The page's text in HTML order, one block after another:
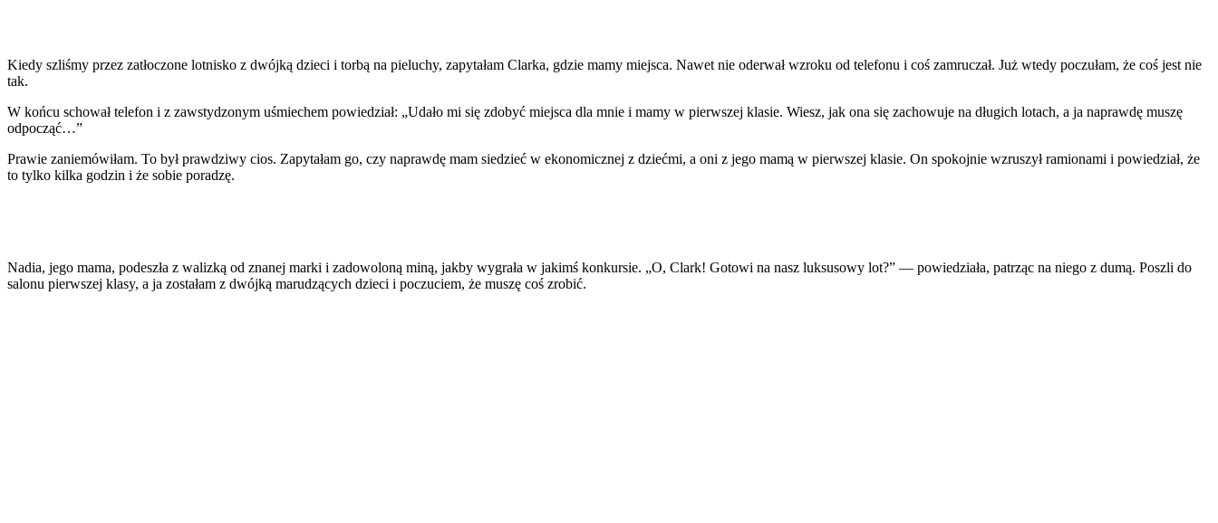
Kiedy szliśmy przez zatłoczone lotnisko z dwójką dzieci i torbą na pieluchy, zapytałam Clarka, gdzie mamy miejsca. Nawet nie oderwał wzroku od telefonu i coś zamruczał. Już wtedy poczułam, że coś jest nie
tak.
W końcu schował telefon i z zawstydzonym uśmiechem powiedział: „Udało mi się zdobyć miejsca dla mnie i mamy w pierwszej klasie. Wiesz, jak ona się zachowuje na długich lotach, a ja naprawdę muszę
odpocząć…”
Prawie zaniemówiłam. To był prawdziwy cios. Zapytałam go, czy naprawdę mam siedzieć w ekonomicznej z dziećmi, a oni z jego mamą w pierwszej klasie. On spokojnie wzruszył ramionami i powiedział, że
to tylko kilka godzin i że sobie poradzę.
Nadia, jego mama, podeszła z walizką od znanej marki i zadowoloną miną, jakby wygrała w jakimś konkursie. „O, Clark! Gotowi na nasz luksusowy lot?” — powiedziała, patrząc na niego z dumą. Poszli do
salonu pierwszej klasy, a ja zostałam z dwójką marudzących dzieci i poczuciem, że muszę coś zrobić.